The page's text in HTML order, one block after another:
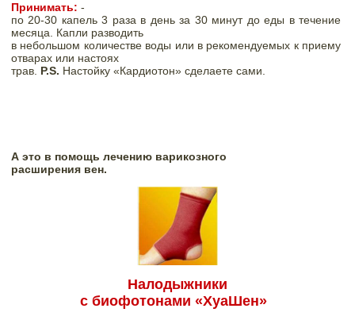
Принимать: -
по 20-30 капель 3 раза в день за 30 минут до еды в течение
месяца. Капли разводить
в небольшом количестве воды или в рекомендуемых к приему
отварах или настоях
трав. P.S. Настойку «Кардиотон» сделаете сами.
А это в помощь лечению варикозного
расширения вен.
Налодыжники
с биофотонами «ХуаШен»